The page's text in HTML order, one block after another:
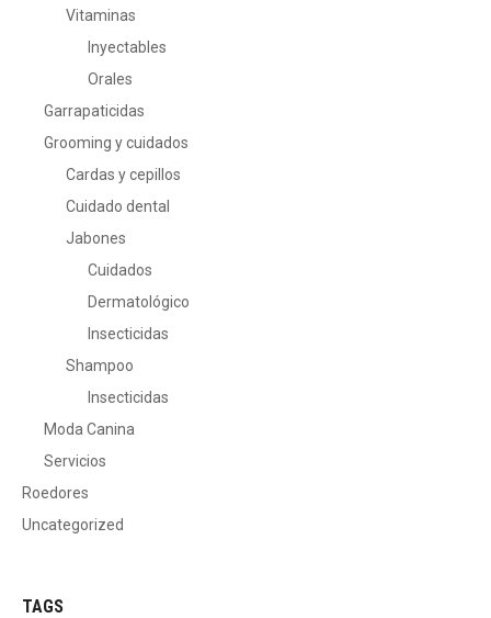
Vitaminas
Inyectables
Orales
Garrapaticidas
Grooming y cuidados
Cardas y cepillos
Cuidado dental
Jabones
Cuidados
Dermatológico
Insecticidas
Shampoo
Insecticidas
Moda Canina
Servicios
Roedores
Uncategorized
TAGS